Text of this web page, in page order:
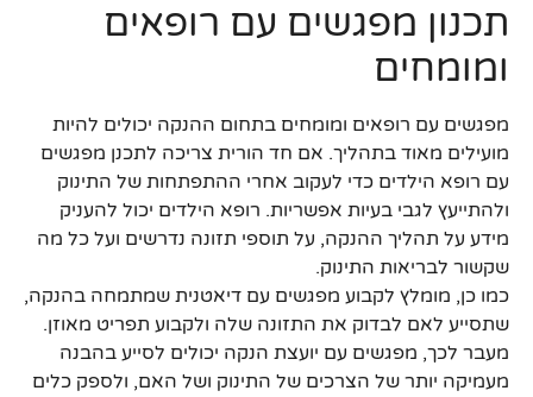
תכנון מפגשים עם רופאים
ומומחים
מפגשים עם רופאים ומומחים בתחום ההנקה יכולים להיות
מועילים מאוד בתהליך. אם חד הורית צריכה לתכנן מפגשים
עם רופא הילדים כדי לעקוב אחרי ההתפתחות של התינוק
ולהתייעץ לגבי בעיות אפשריות. רופא הילדים יכול להעניק
מידע על תהליך ההנקה, על תוספי תזונה נדרשים ועל כל מה
שקשור לבריאות התינוק.
כמו כן, מומלץ לקבוע מפגשים עם דיאטנית שמתמחה בהנקה,
שתסייע לאם לבדוק את התזונה שלה ולקבוע תפריט מאוזן.
מעבר לכך, מפגשים עם יועצת הנקה יכולים לסייע בהבנה
מעמיקה יותר של הצרכים של התינוק ושל האם, ולספק כלים